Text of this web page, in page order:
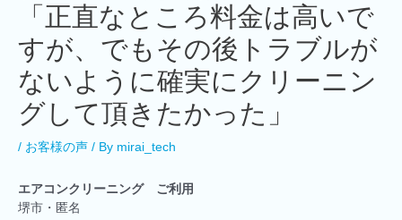
「正直なところ料金は高いで
すが、でもその後トラブルが
ないように確実にクリーニン
グして頂きたかった」
/ お客様の声 / By mirai_tech
エアコンクリーニング ご利用
堺市・匿名